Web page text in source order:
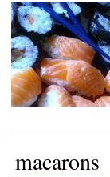
macarons